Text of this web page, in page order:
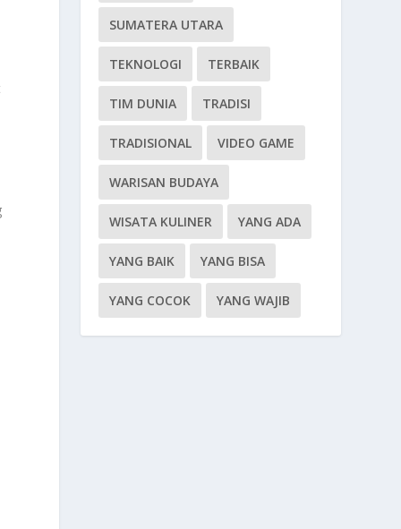
SUMATERA UTARA
TEKNOLOGI TERBAIK
TIM DUNIA TRADISI
TRADISIONAL VIDEO GAME
WARISAN BUDAYA
WISATA KULINER YANG ADA
YANG BAIK YANG BISA
YANG COCOK YANG WAJIB